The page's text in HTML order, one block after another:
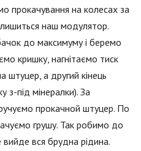
прокачування на колесах за
наш модулятор.
до максимуму і беремо
кришку, нагнітаємо тиск
штуцер, а другий кінець
з-під мінералки). За
прокачной штуцер. По
грушу. Так робимо до
вся брудна рідина.